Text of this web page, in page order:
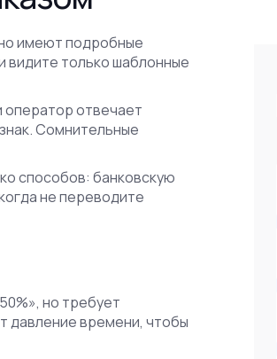
имеют подробные
видите только шаблонные
оператор отвечает
Сомнительные
способов: банковскую
не переводите
но требует
давление времени, чтобы